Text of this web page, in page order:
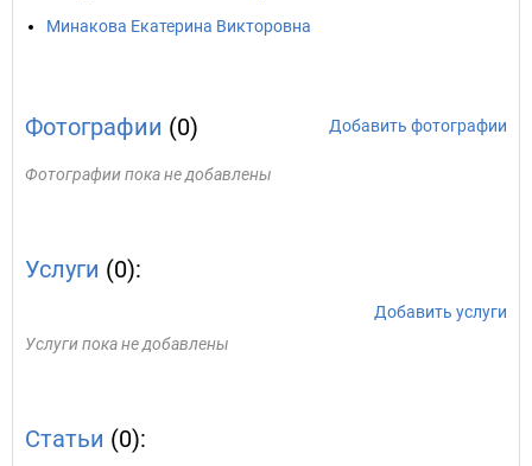
Минакова Екатерина Викторовна
Фотографии (0) Добавить фотографии
Фотографии пока не добавлены
Услуги (0):
Добавить услуги
Услуги пока не добавлены
Статьи (0):